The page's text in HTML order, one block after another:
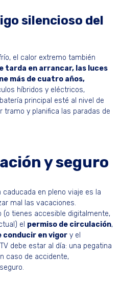
silencioso del
el calor extremo también
tarda en arrancar, las luces
más de cuatro años,
híbridos y eléctricos,
principal esté al nivel de
tramo y planifica las paradas de
y seguro
en pleno viaje es la
mal las vacaciones.
(o tienes accesible digitalmente,
el permiso de circulación,
conducir en vigor y el
debe estar al día: una pegatina
caso de accidente,